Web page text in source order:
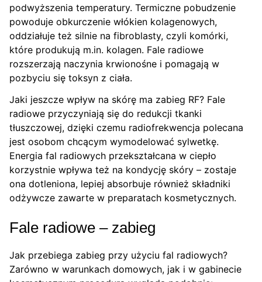
podwyższenia temperatury. Termiczne pobudzenie
powoduje obkurczenie włókien kolagenowych,
oddziałuje też silnie na fibroblasty, czyli komórki,
które produkują m.in. kolagen. Fale radiowe
rozszerzają naczynia krwionośne i pomagają w
pozbyciu się toksyn z ciała.
Jaki jeszcze wpływ na skórę ma zabieg RF? Fale
radiowe przyczyniają się do redukcji tkanki
tłuszczowej, dzięki czemu radiofrekwencja polecana
jest osobom chcącym wymodelować sylwetkę.
Energia fal radiowych przekształcana w ciepło
korzystnie wpływa też na kondycję skóry – zostaje
ona dotleniona, lepiej absorbuje również składniki
odżywcze zawarte w preparatach kosmetycznych.
Fale radiowe – zabieg
Jak przebiega zabieg przy użyciu fal radiowych?
Zarówno w warunkach domowych, jak i w gabinecie